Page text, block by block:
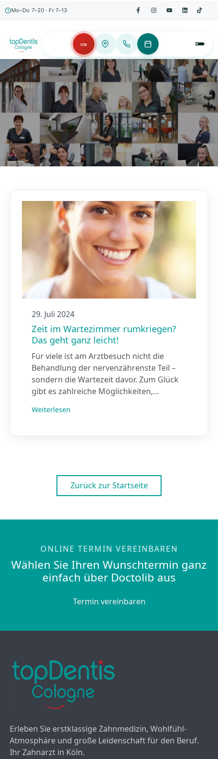
Mo–Do 7–20 · Fr 7–13
SOS
Unser Blog
29. Juli 2024
Zeit im Wartezimmer rumkriegen?
Das geht ganz leicht!
Für viele ist am Arztbesuch nicht die
Behandlung der nervenzährenste Teil –
sondern die Wartezeit davor. Zum Glück
gibt es zahlreiche Möglichkeiten,…
Weiterlesen
Zurück zur Startseite
ONLINE TERMIN VEREINBAREN
Wählen Sie Ihren Wunschtermin ganz
einfach über Doctolib aus
Termin vereinbaren
Erleben Sie erstklassige Zahnmedizin, Wohlfühl-
Atmosphäre und große Leidenschaft für den Beruf.
Ihr Zahnarzt in Köln.